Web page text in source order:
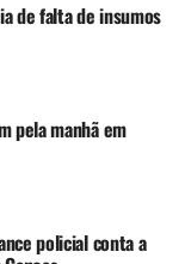
de falta de insumos
pela manhã em
policial conta a